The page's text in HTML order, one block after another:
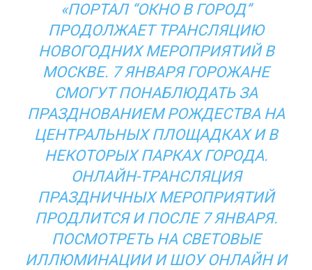
«ПОРТАЛ “ОКНО В ГОРОД”
ПРОДОЛЖАЕТ ТРАНСЛЯЦИЮ
НОВОГОДНИХ МЕРОПРИЯТИЙ В
МОСКВЕ. 7 ЯНВАРЯ ГОРОЖАНЕ
СМОГУТ ПОНАБЛЮДАТЬ ЗА
ПРАЗДНОВАНИЕМ РОЖДЕСТВА НА
ЦЕНТРАЛЬНЫХ ПЛОЩАДКАХ И В
НЕКОТОРЫХ ПАРКАХ ГОРОДА.
ОНЛАЙН-ТРАНСЛЯЦИЯ
ПРАЗДНИЧНЫХ МЕРОПРИЯТИЙ
ПРОДЛИТСЯ И ПОСЛЕ 7 ЯНВАРЯ.
ПОСМОТРЕТЬ НА СВЕТОВЫЕ
ИЛЛЮМИНАЦИИ И ШОУ ОНЛАЙН И